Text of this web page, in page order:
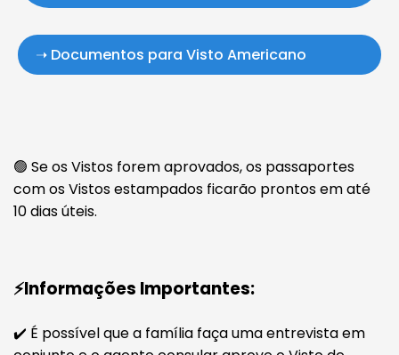
➝ Documentos para Visto Americano
🟢 Se os Vistos forem aprovados, os passaportes
com os Vistos estampados ficarão prontos em até
10 dias úteis.
⚡Informações Importantes:
✔️ É possível que a família faça uma entrevista em